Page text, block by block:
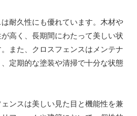
耐久性にも優れています。木材や
高く、長期間にわたって美しい状
また、クロスフェンスはメンテナ
定期的な塗装や清掃で十分な状態
ンスは美しい見た目と機能性を兼